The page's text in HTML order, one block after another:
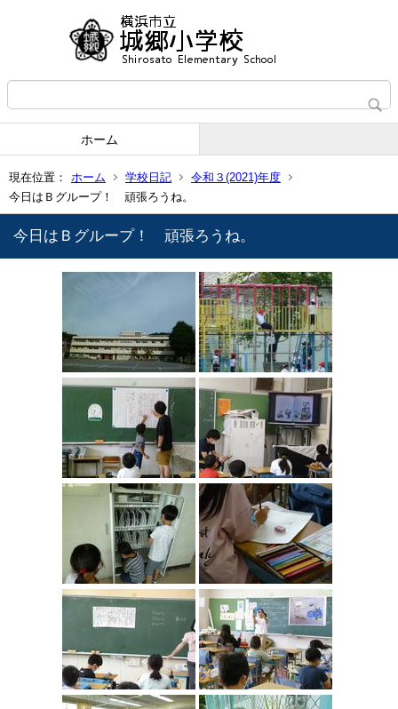
ホーム
現在位置： ホーム 学校日記
令和３(2021)年度
今日はＢグループ！ 頑張ろうね。
今日はＢグループ！ 頑張ろうね。